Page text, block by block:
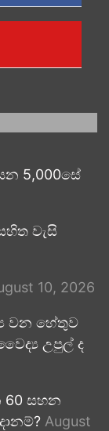
5,000සේ
වැසි
10, 2026
වන හේතුව
උපුල් ද
60 සහන
August